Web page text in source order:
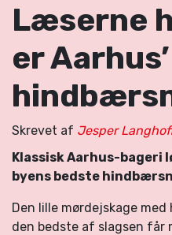
Læserne
er
Skrevet af Jesper
Klassisk Aarhus-bageri
byens bedste
Den lille mørdejskage
den bedste af slagsen får